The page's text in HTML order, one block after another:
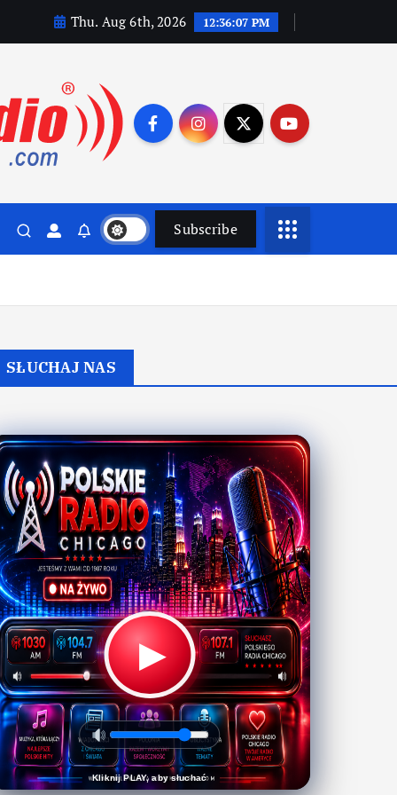
Thu. Aug 6th, 2026 12:36:08 PM
Subscribe
SŁUCHAJ NAS
▶
Kliknij PLAY, aby słuchać